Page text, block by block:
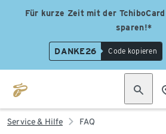
Für kurze Zeit mit der
sparen!*
DANKE26 Code kopieren
Service & Hilfe FAQ